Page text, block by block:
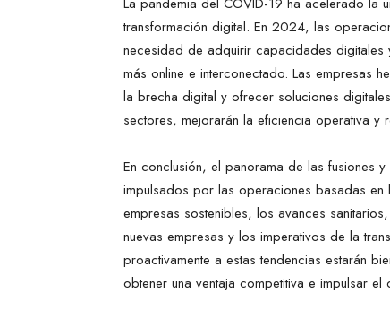
transformación digital. En 2024, las
necesidad de adquirir capacidades digitales
más online e interconectado. Las empresas
la brecha digital y ofrecer soluciones
sectores, mejorarán la eficiencia operativa y
En conclusión, el panorama de las fusiones
impulsados por las operaciones basadas
empresas sostenibles, los avances
nuevas empresas y los imperativos de la
proactivamente a estas tendencias estarán
obtener una ventaja competitiva e impulsar